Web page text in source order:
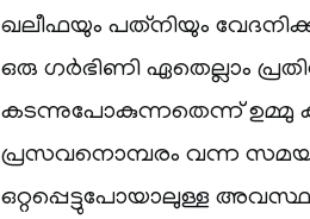
ഖലീഫയും പത്‌നിയും
ഒരു ഗർഭിണി ഏതെല്ലാം
കടന്നുപോകുന്നതെന്ന് ഉമ്മു
പ്രസവനൊമ്പരം വന്ന
ഒറ്റപ്പെട്ടുപോയാലുള്ള